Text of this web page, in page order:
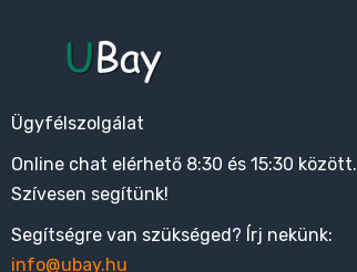
Ügyfélszolgálat
Online chat elérhető 8:30 és 15:30 között.
Szívesen segítünk!
Segítségre van szükséged? Írj nekünk:
info@ubay.hu